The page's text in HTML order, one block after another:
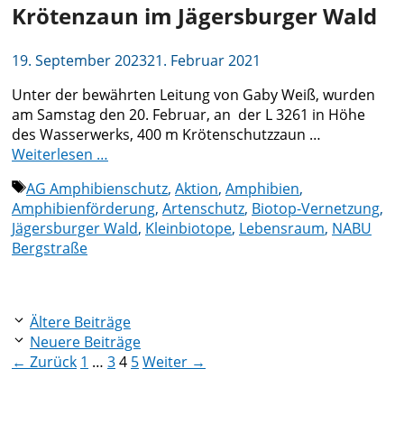
Krötenzaun im Jägersburger Wald
19. September 202321. Februar 2021
Unter der bewährten Leitung von Gaby Weiß, wurden
am Samstag den 20. Februar, an der L 3261 in Höhe
des Wasserwerks, 400 m Krötenschutzzaun …
Weiterlesen …
Schlagwörter
AG Amphibienschutz, Aktion, Amphibien,
Amphibienförderung, Artenschutz, Biotop-Vernetzung,
Jägersburger Wald, Kleinbiotope, Lebensraum, NABU
Bergstraße
Ältere Beiträge
Neuere Beiträge
← Zurück Seite
1 … Seite
3Seite
4 Seite
5Weiter →